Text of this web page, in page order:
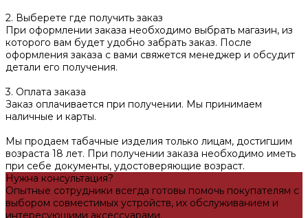
2. Выберете где получить заказ
При оформлении заказа необходимо выбрать магазин, из
которого вам будет удобно забрать заказ. После
оформления заказа с вами свяжется менеджер и обсудит
детали его получения.
3. Оплата заказа
Заказ оплачивается при получении. Мы принимаем
наличные и карты.
Мы продаем табачные изделия только лицам, достигшим
возраста 18 лет. При получении заказа необходимо иметь
при себе документы, удостоверяющие возраст.
Нужна консультация?
Опытные сотрудники всегда готовы помочь покупателям с
выбором совместимых устройств, их обслуживанием и
интересующими аксессуарами.